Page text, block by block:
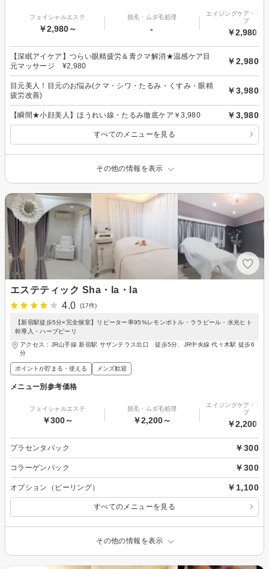
フェイシャルエステ
￥2,980～
脱毛・ムダ毛処理
-
エイジングケア・リ
プ
￥2,980～
【深眠アイケア】つらい眼精疲労＆青クマ解消★温感ケア目
元マッサージ ¥2,980
￥2,980
目元美人！目元のお悩み(クマ・シワ・たるみ・くすみ・眼精
疲労改善)
￥3,980
【瞬間★小顔美人】ほうれい線・たるみ徹底ケア￥3,980 ￥3,980
すべてのメニューを見る
その他の情報を表示
エステティック Sha・la・la
4.0
(17件)
【新宿駅徒歩5分×完全個室】リピーター率95%レモンボトル・ララピール・水光ヒト
幹導入・ハーブピーリ
アクセス：JR山手線 新宿駅 サザンテラス出口 徒歩5分、JR中央線 代々木駅 徒歩6
分
ポイントが貯まる・使える メンズ歓迎
メニュー別参考価格
フェイシャルエステ
￥300～
脱毛・ムダ毛処理
￥2,200～
エイジングケア・リ
プ
￥2,200～
プラセンタパック ￥300
コラーゲンパック ￥300
オプション（ピーリング） ￥1,100
すべてのメニューを見る
その他の情報を表示